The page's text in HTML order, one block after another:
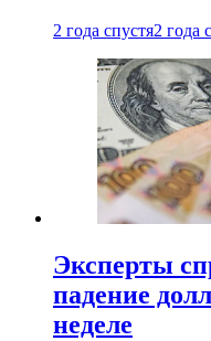
2 года спустя2 года
Эксперты
падение
неделе